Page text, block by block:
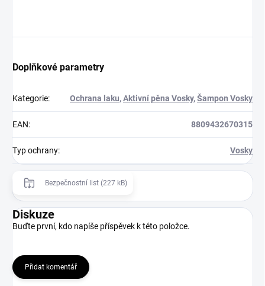
Doplňkové parametry
Kategorie: Ochrana laku,Aktivní pěna Vosky,Šampon Vosky
EAN: 8809432670315
Typ ochrany: Vosky
Bezpečnostní list (227 kB)
Diskuze
Buďte první, kdo napíše příspěvek k této položce.
Přidat komentář